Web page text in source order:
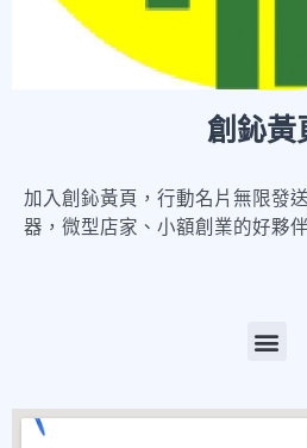
創鈊黃
加入創鈊黃頁，行動名片無限發
器，微型店家、小額創業的好夥伴